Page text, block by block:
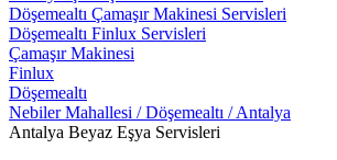
Döşemealtı Çamaşır Makinesi Servisleri
Döşemealtı Finlux Servisleri
Çamaşır Makinesi
Finlux
Döşemealtı
Nebiler Mahallesi / Döşemealtı / Antalya
Antalya Beyaz Eşya Servisleri